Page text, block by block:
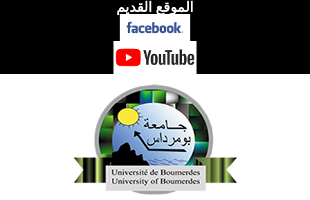
الموقع القديم